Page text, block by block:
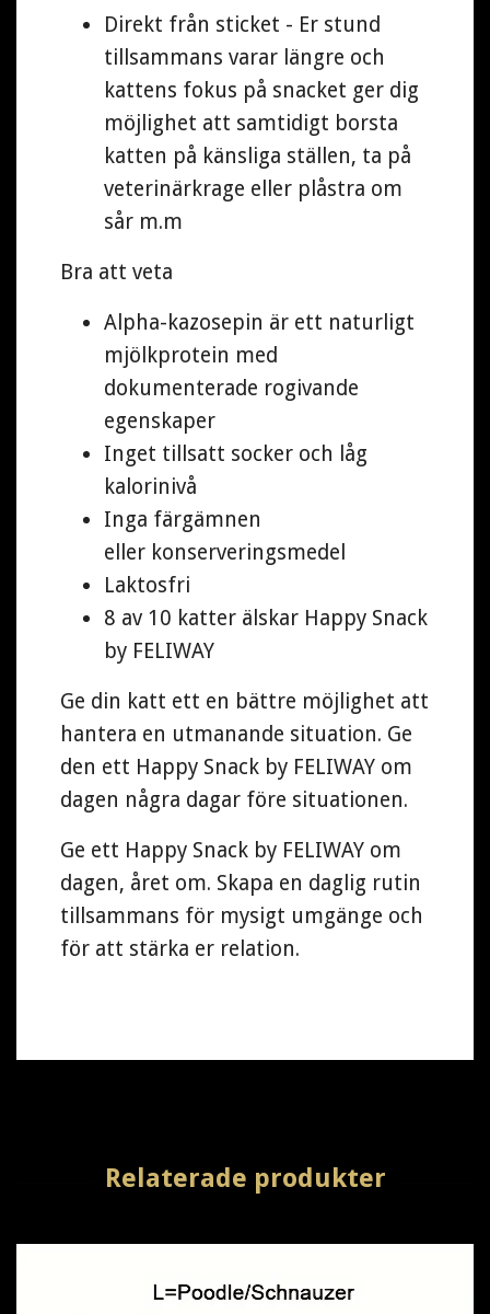
Direkt från sticket - Er stund
tillsammans varar längre och
kattens fokus på snacket ger dig
möjlighet att samtidigt borsta
katten på känsliga ställen, ta på
veterinärkrage eller plåstra om
sår m.m
Bra att veta
Alpha-kazosepin är ett naturligt
mjölkprotein med
dokumenterade rogivande
egenskaper
Inget tillsatt socker och låg
kalorinivå
Inga färgämnen
eller konserveringsmedel
Laktosfri
8 av 10 katter älskar Happy Snack
by FELIWAY
Ge din katt ett en bättre möjlighet att
hantera en utmanande situation. Ge
den ett Happy Snack by FELIWAY om
dagen några dagar före situationen.
Ge ett Happy Snack by FELIWAY om
dagen, året om. Skapa en daglig rutin
tillsammans för mysigt umgänge och
för att stärka er relation.